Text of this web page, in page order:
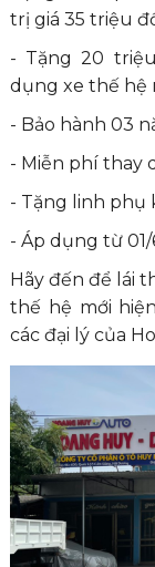
trị giá 35 triệu
- Tặng 20
dụng xe thế hệ
- Bảo hành 03
- Miễn phí thay
- Tặng linh phụ
- Áp dụng từ 01/
Hãy đến để lái
thế hệ mới
các đại lý của